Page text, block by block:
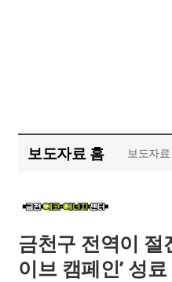
보도자료 홈 보도자
금천구 전역이 절
이브 캠페인’ 성료